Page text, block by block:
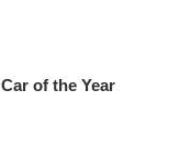
Car of the Year